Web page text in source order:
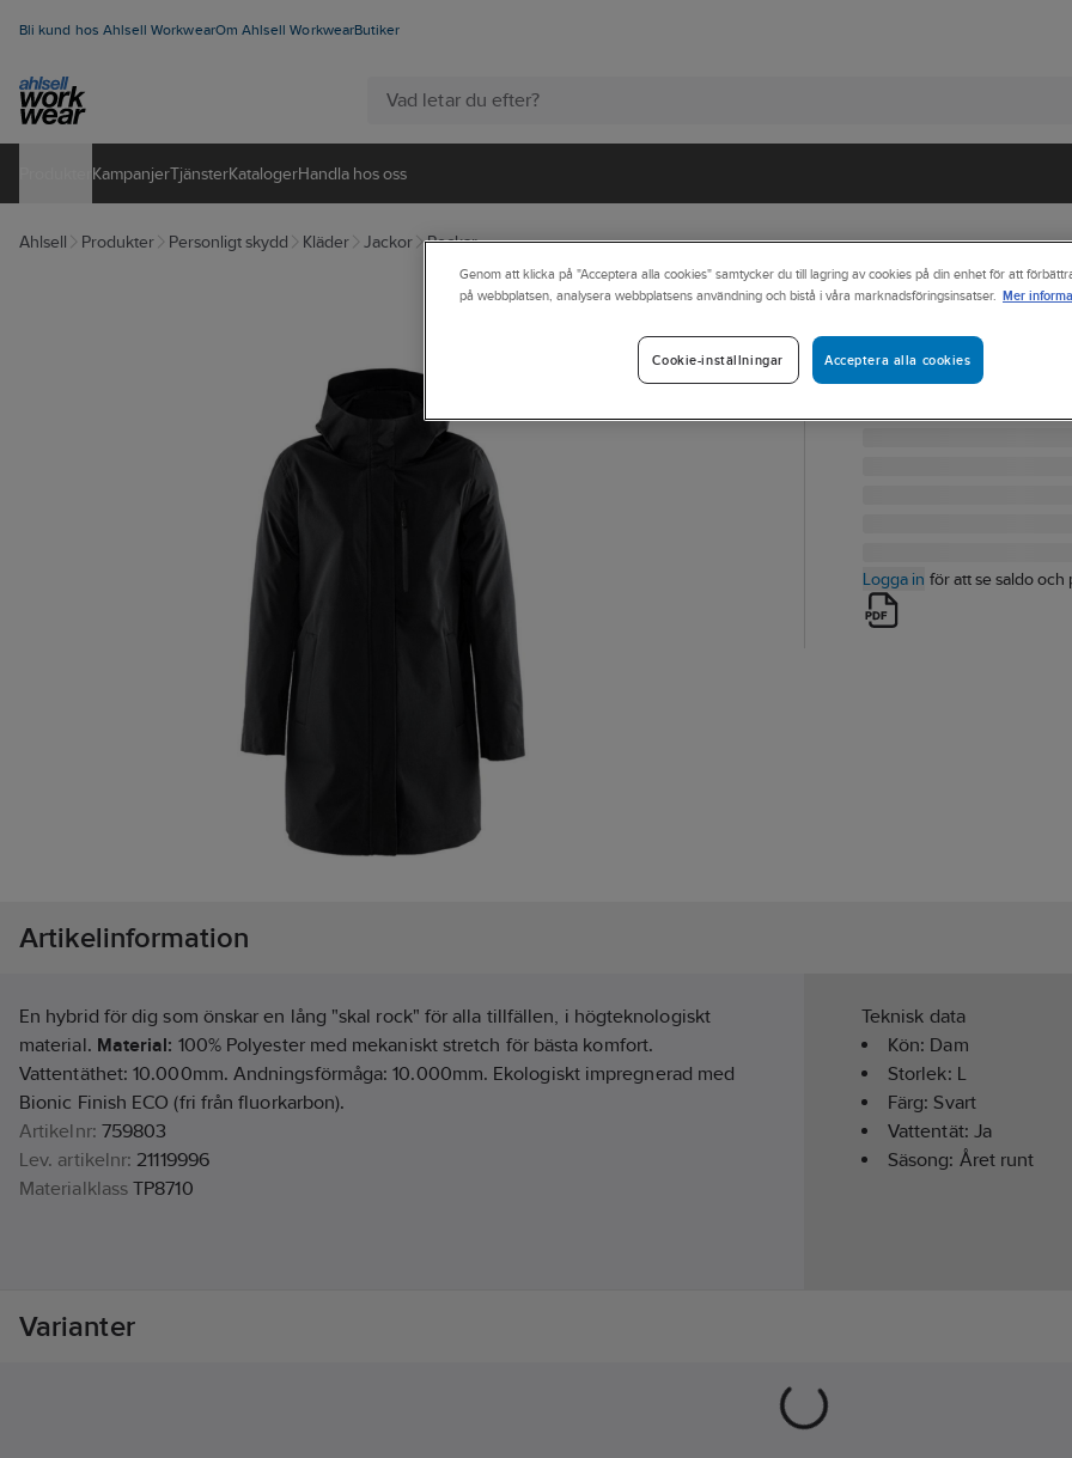
Bli kund hos Ahlsell WorkwearOm Ahlsell WorkwearButiker
KampanjerTjänsterKatalogerHandla hos oss
Ahlsell Produkter Personligt skydd Kläder Jackor Rockar
BERKELEY
Rock Berkeley
ROCK 2111 DAM
Logga in för att se saldo och
Artikelinformation
En hybrid för dig som önskar en lång "skal rock" för alla tillfällen, i högteknologiskt
material. Material: 100% Polyester med mekaniskt stretch för bästa komfort.
Vattentäthet: 10.000mm. Andningsförmåga: 10.000mm. Ekologiskt impregnerad med
Bionic Finish ECO (fri från fluorkarbon).
Artikelnr: 759803
Lev. artikelnr: 21119996
Materialklass TP8710
Teknisk data
Kön: Dam
Storlek: L
Färg:Svart
Vattentät: Ja
Säsong: Året runt
Varianter
Genom att klicka på "Acceptera alla cookies" samtycker du till lagring av cookies på din enhet för att
på webbplatsen, analysera webbplatsens användning och bistå i våra marknadsföringsinsatser. Mer
Acceptera alla cookies
Cookie-inställningar